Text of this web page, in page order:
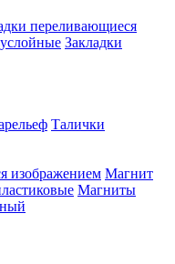
переливающиеся
Закладки
Талички
изображением Магнит
Магниты